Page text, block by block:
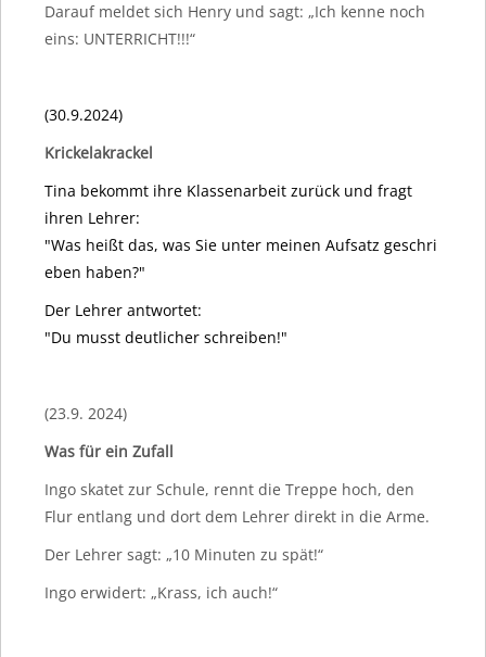
Darauf meldet sich Henry und sagt: „Ich kenne noch
eins: UNTERRICHT!!!“
(30.9.2024)
Krickelakrackel
Tina bekommt ihre Klassenarbeit zurück und fragt
ihren Lehrer:
"Was heißt das, was Sie unter meinen Aufsatz geschri
eben haben?"
Der Lehrer antwortet:
"Du musst deutlicher schreiben!"
(23.9. 2024)
Was für ein Zufall
Ingo skatet zur Schule, rennt die Treppe hoch, den
Flur entlang und dort dem Lehrer direkt in die Arme.
Der Lehrer sagt: „10 Minuten zu spät!“
Ingo erwidert: „Krass, ich auch!“